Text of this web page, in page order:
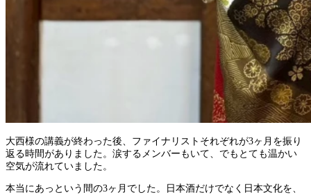
大西様の講義が終わった後、ファイナリストそれぞれが3ヶ月を振り
返る時間がありました。涙するメンバーもいて、でもとても温かい
空気が流れていました。
本当にあっという間の3ヶ月でした。日本酒だけでなく日本文化を、